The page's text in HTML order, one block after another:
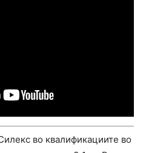
во квалификациите во